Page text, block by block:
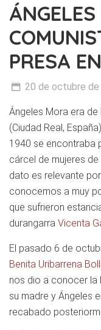
PRESA
20 de octubre
Ángeles Mora era de
(Ciudad Real,
1940 se encontraba
cárcel de mujeres de
dato es relevante
conocemos a muy
que sufrieron
durangarra Vicenta
El pasado 6 de
Benita Uribarrena
nos dio a conocer la
su madre y Ángeles
recabado